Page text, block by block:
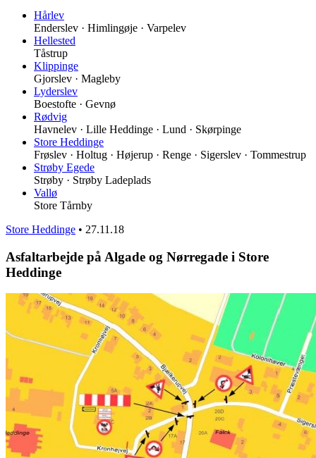
Hårlev
Enderslev · Himlingøje · Varpelev
Hellested
Tåstrup
Klippinge
Gjorslev · Magleby
Lyderslev
Boestofte · Gevnø
Rødvig
Havnelev · Lille Heddinge · Lund · Skørpinge
Store Heddinge
Frøslev · Holtug · Højerup · Renge · Sigerslev · Tommestrup
Strøby Egede
Strøby · Strøby Ladeplads
Vallø
Store Tårnby
Store Heddinge • 27.11.18
Asfaltarbejde på Algade og Nørregade i Store
Heddinge